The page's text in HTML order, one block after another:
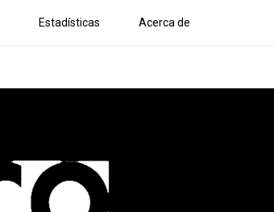
Estadísticas Acerca de